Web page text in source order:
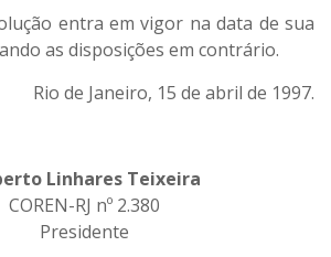
entra em vigor na data de sua
as disposições em contrário.
Rio de Janeiro, 15 de abril de 1997.
Linhares Teixeira
COREN-RJ nº 2.380
Presidente